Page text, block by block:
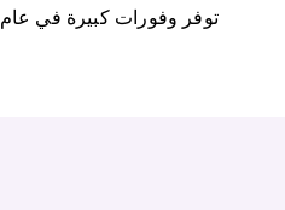
توفر وفورات كبيرة في عام 2025